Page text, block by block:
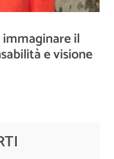
il
e visione